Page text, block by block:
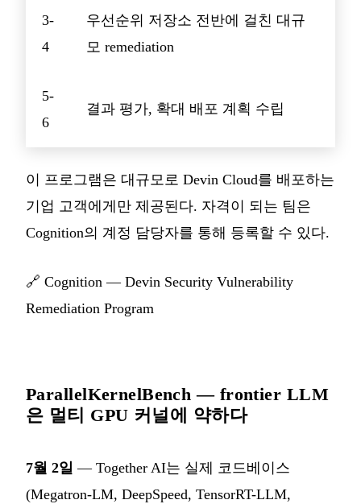
3-
4
우선순위 저장소 전반에 걸친 대규
모 remediation
5-
6
결과 평가, 확대 배포 계획 수립
이 프로그램은 대규모로 Devin Cloud를 배포하는
기업 고객에게만 제공된다. 자격이 되는 팀은
Cognition의 계정 담당자를 통해 등록할 수 있다.
🔗 Cognition — Devin Security Vulnerability
Remediation Program
ParallelKernelBench — frontier LLM
은 멀티 GPU 커널에 약하다
7월 2일 — Together AI는 실제 코드베이스
(Megatron-LM, DeepSpeed, TensorRT-LLM,